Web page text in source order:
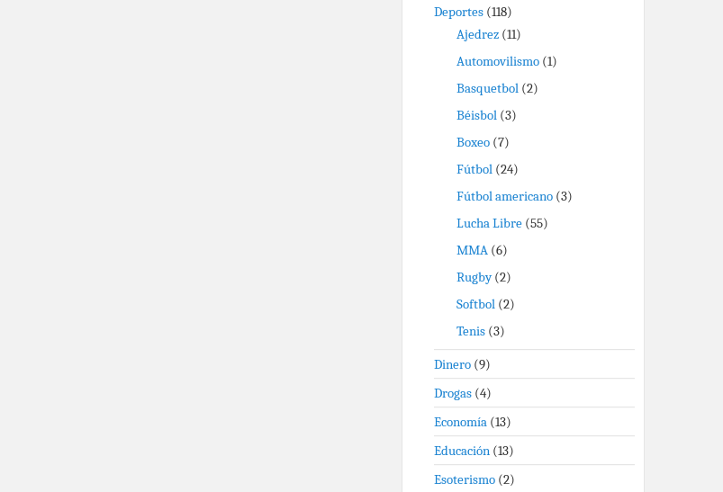
Deportes (118)
Ajedrez (11)
Automovilismo (1)
Basquetbol (2)
Béisbol (3)
Boxeo (7)
Fútbol (24)
Fútbol americano (3)
Lucha Libre (55)
MMA (6)
Rugby(2)
Softbol (2)
Tenis (3)
Dinero (9)
Drogas (4)
Economía (13)
Educación (13)
Esoterismo (2)